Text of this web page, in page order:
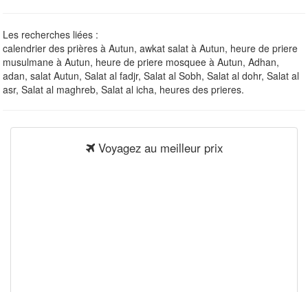
Les recherches liées :
calendrier des prières à Autun, awkat salat à Autun, heure de priere
musulmane à Autun, heure de priere mosquee à Autun, Adhan,
adan, salat Autun, Salat al fadjr, Salat al Sobh, Salat al dohr, Salat al
asr, Salat al maghreb, Salat al icha, heures des prieres.
Voyagez au meilleur prix